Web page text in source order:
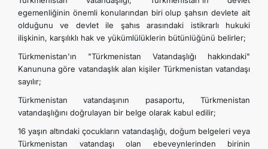
TÜRKMENISTAN
KONSOLOSLUK IŞLEMLERI
RANDEVU ALINIZ
DB
TOURISM
egemenliğinin önemli konularından biri olup şahsın devlete ait
olduğunu ve devlet ile şahıs arasındaki istikrarlı hukuki
ilişkinin, karşılıklı hak ve yükümlülüklerin bütünlüğünü belirler;
Türkmenistan'ın "Türkmenistan Vatandaşlığı hakkındaki"
Kanununa göre vatandaşlık alan kişiler Türkmenistan vatandaşı
sayılır;
Türkmenistan vatandaşının pasaportu, Türkmenistan
vatandaşlığını doğrulayan bir belge olarak kabul edilir;
16 yaşın altındaki çocukların vatandaşlığı, doğum belgeleri veya
Türkmenistan vatandaşı olan ebeveynlerinden birinin